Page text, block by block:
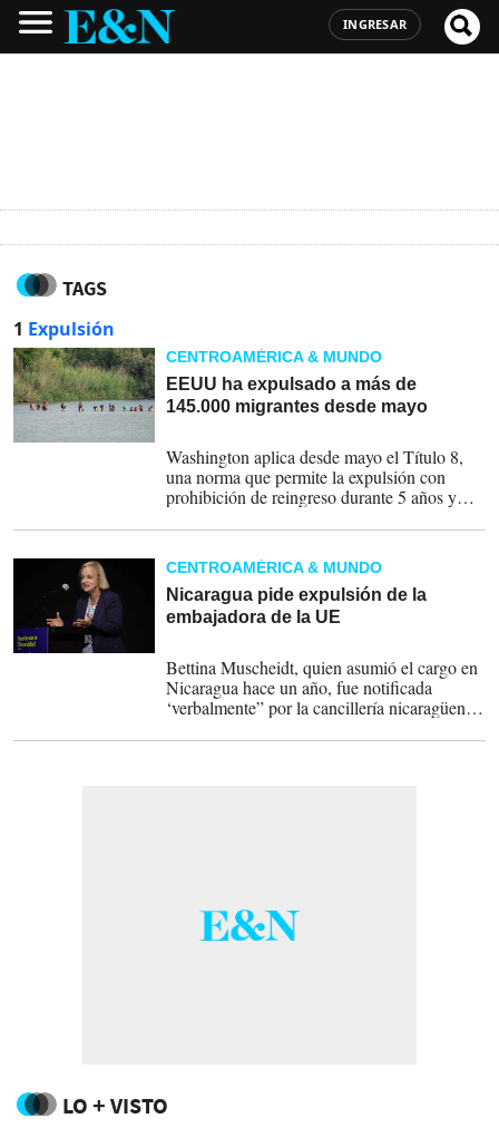
INGRESAR
TAGS
1 Expulsión
CENTROAMÉRICA & MUNDO
EEUU ha expulsado a más de
145.000 migrantes desde mayo
Washington aplica desde mayo el Título 8,
una norma que permite la expulsión con
prohibición de reingreso durante 5 años y
CENTROAMÉRICA & MUNDO
Nicaragua pide expulsión de la
embajadora de la UE
Bettina Muscheidt, quien asumió el cargo en
Nicaragua hace un año, fue notificada
‘verbalmente” por la cancillería nicaragüense
todavía no existe “ninguna notificación
LO + VISTO